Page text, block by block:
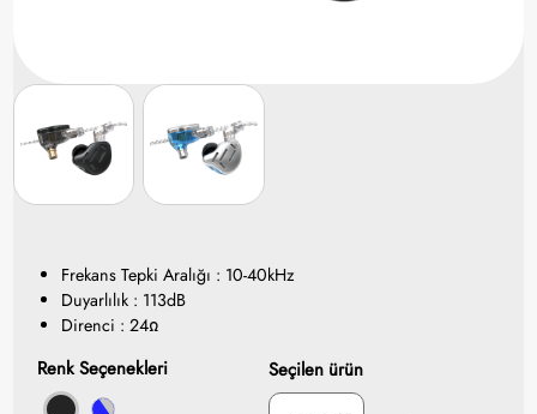
Frekans Tepki Aralığı : 10-40kHz
Duyarlılık : 113dB
Direnci : 24Ω​
Renk Seçenekleri Seçilen ürün